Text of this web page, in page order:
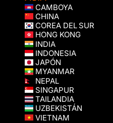
CAMBOYA
CHINA
COREA DEL SUR
HONG KONG
INDIA
INDONESIA
JAPÓN
MYANMAR
NEPAL
SINGAPUR
TAILANDIA
UZBEKISTÁN
VIETNAM